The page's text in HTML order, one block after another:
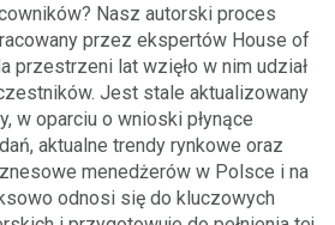
Nasz autorski proces
przez ekspertów House of
przestrzeni lat wzięło w nim udział
Jest stale aktualizowany
w oparciu o wnioski płynące
aktualne trendy rynkowe oraz
menedżerów w Polsce i na
odnosi się do kluczowych